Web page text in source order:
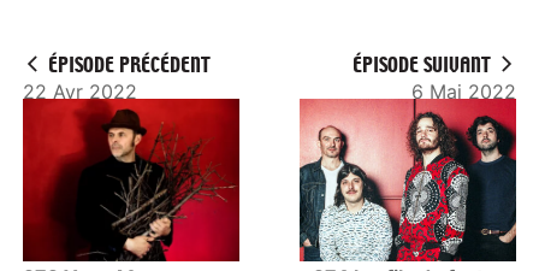
ÉPISODE PRÉCÉDENT
22 Avr 2022
ÉPISODE SUIVANT
6 Mai 2022